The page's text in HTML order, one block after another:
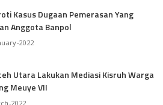
Kasus Dugaan Pemerasan Yang
Anggota Banpol
2022
Utara Lakukan Mediasi Kisruh Warga
Meuye VII
2022